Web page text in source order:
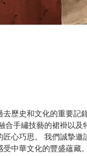
歷史和文化的重要記錄
心巧思。 我們誠摯邀
中華文化的豐盛蘊藏。